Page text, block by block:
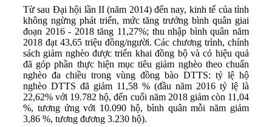
Từ sau Đại hội lần II (năm 2014) đến nay, kinh tế của tỉnh
không ngừng phát triển, mức tăng trưởng bình quân giai
đoạn 2016 - 2018 tăng 11,27%; thu nhập bình quân năm
2018 đạt 43,65 triệu đồng/người. Các chương trình, chính
sách giảm nghèo được triển khai đồng bộ và có hiệu quả
đã góp phần thực hiện mục tiêu giảm nghèo theo chuẩn
nghèo đa chiều trong vùng đồng bào DTTS: tỷ lệ hộ
nghèo DTTS đã giảm 11,58 % (đầu năm 2016 tỷ lệ là
22,62% với 19.782 hộ, đến cuối năm 2018 giảm còn 11,04
%, tương ứng với 10.090 hộ, bình quân mỗi năm giảm
3,86 %, tương đương 3.230 hộ).